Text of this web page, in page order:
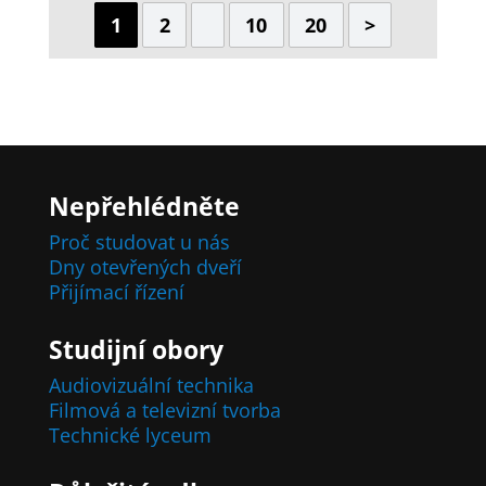
1 2 10 20 >
Nepřehlédněte
Proč studovat u nás
Dny otevřených dveří
Přijímací řízení
Studijní obory
Audiovizuální technika
Filmová a televizní tvorba
Technické lyceum